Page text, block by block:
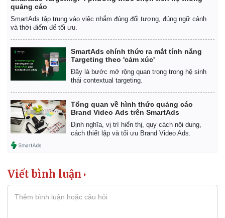
quảng cáo
SmartAds tập trung vào việc nhắm đúng đối tượng, đúng ngữ cảnh
và thời điểm để tối ưu.
SmartAds chính thức ra mắt tính năng
Targeting theo 'cảm xúc'
Đây là bước mở rộng quan trọng trong hệ sinh
thái contextual targeting.
Tổng quan về hình thức quảng cáo
Brand Video Ads trên SmartAds
Định nghĩa, vị trí hiển thị, quy cách nội dung,
cách thiết lập và tối ưu Brand Video Ads.
Viết bình luận